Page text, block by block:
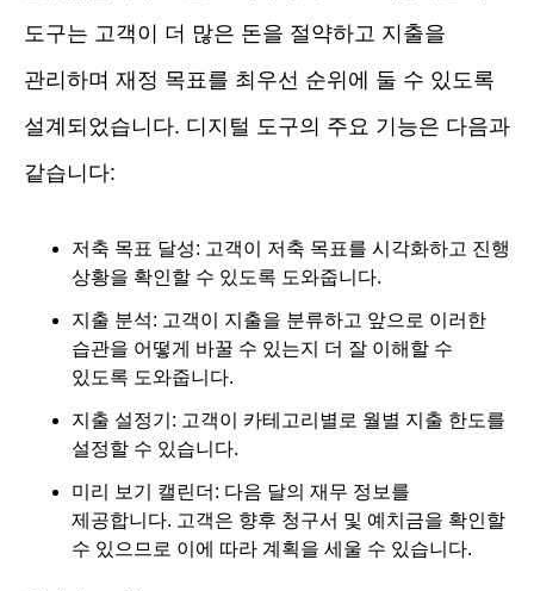
도구는 고객이 더 많은 돈을 절약하고 지출을
관리하며 재정 목표를 최우선 순위에 둘 수 있도록
설계되었습니다. 디지털 도구의 주요 기능은 다음과
같습니다:
저축 목표 달성: 고객이 저축 목표를 시각화하고 진행
상황을 확인할 수 있도록 도와줍니다.
지출 분석: 고객이 지출을 분류하고 앞으로 이러한
습관을 어떻게 바꿀 수 있는지 더 잘 이해할 수
있도록 도와줍니다.
지출 설정기: 고객이 카테고리별로 월별 지출 한도를
설정할 수 있습니다.
미리 보기 캘린더: 다음 달의 재무 정보를
제공합니다. 고객은 향후 청구서 및 예치금을 확인할
수 있으므로 이에 따라 계획을 세울 수 있습니다.